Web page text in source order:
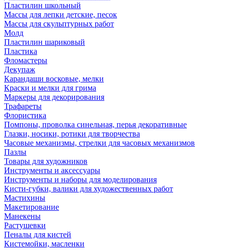
Пластилин школьный
Массы для лепки детские, песок
Массы для скульптурных работ
Молд
Пластилин шариковый
Пластика
Фломастеры
Декупаж
Карандаши восковые, мелки
Краски и мелки для грима
Маркеры для декорирования
Трафареты
Флористика
Помпоны, проволка синельная, перья декоративные
Глазки, носики, ротики для творчества
Часовые механизмы, стрелки для часовых механизмов
Пазлы
Товары для художников
Инструменты и аксессуары
Инструменты и наборы для моделирования
Кисти-губки, валики для художественных работ
Мастихины
Макетирование
Манекены
Растушевки
Пеналы для кистей
Кистемойки, масленки